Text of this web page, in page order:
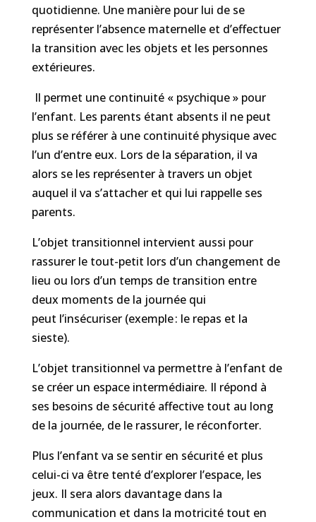
quotidienne. Une manière pour lui de se
représenter l’absence maternelle et d’effectuer
la transition avec les objets et les personnes
extérieures.
Il permet une continuité « psychique » pour
l’enfant. Les parents étant absents il ne peut
plus se référer à une continuité physique avec
l’un d’entre eux. Lors de la séparation, il va
alors se les représenter à travers un objet
auquel il va s’attacher et qui lui rappelle ses
parents.
L’objet transitionnel intervient aussi pour
rassurer le tout-petit lors d’un changement de
lieu ou lors d’un temps de transition entre
deux moments de la journée qui
peut l’insécuriser (exemple : le repas et la
sieste).
L’objet transitionnel va permettre à l’enfant de
se créer un espace intermédiaire. Il répond à
ses besoins de sécurité affective tout au long
de la journée, de le rassurer, le réconforter.
Plus l’enfant va se sentir en sécurité et plus
celui-ci va être tenté d’explorer l’espace, les
jeux. Il sera alors davantage dans la
communication et dans la motricité tout en